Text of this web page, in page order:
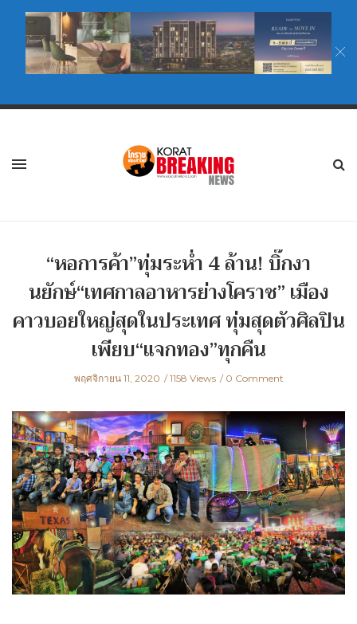
“หอการค้า”ทุ่มระห่ำ 4 ล้าน! บิ๊กงา
นยักษ์“เทศกาลอาหารย่างโคราช” เมือง
คาวบอยใหญ่สุดในประเทศ ทุ่มสุดตัวศิลปิน
เพียบ“แจกทอง”ทุกคืน
พฤศจิกายน 11, 2020 1158 Views 0 Comment